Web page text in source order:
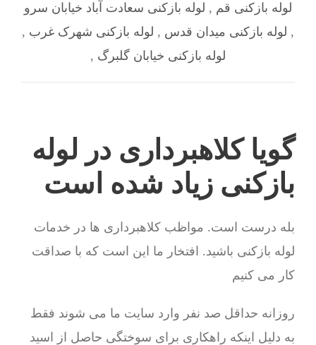
لوله بازکنی قم , لوله بازکنی سعادت آباد خیابان سرو
, لوله بازکنی میدان قدس , لوله بازکنی شهرک غرب ,
لوله بازکنی خیابان گلبرگ ,
گویا کلاهبرداری در لوله
بازکنی زیاد شده است
بله درست است. مواظب کلاهبرداری ها در خدمات
لوله بازکنی باشید. افتخار ما این است که با صداقت
کار می کنیم
روزانه حداقل صد نفر وارد سایت ما می شوند فقط
به دلیل اینکه راهکاری برای سوختگی حاصل از اسید